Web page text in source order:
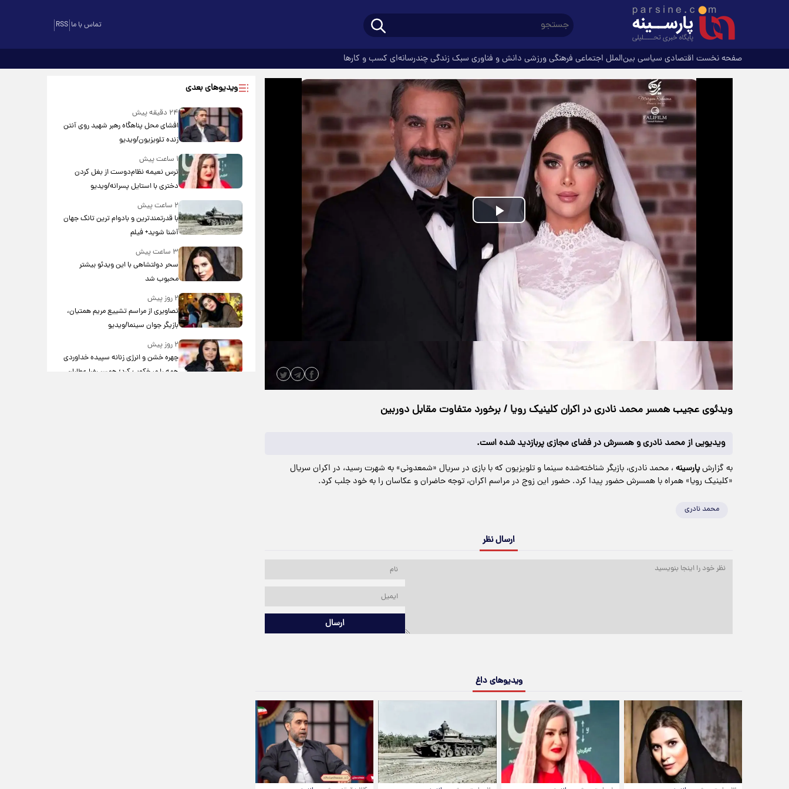
RSS تماس با ما
صفحه نخست اقتصادی سیاسی بین‌الملل اجتماعی فرهنگیورزشی دانش و فناوری سبک زندگیچندرسانه‌ای کسب و کارها
Play
Video
| مدت زمان ویدیو: 00:00:11
خانه چندرسانه‌ای ۱۸ خرداد ۱۴۰۵
ویدئوی عجیب همسر محمد نادری در اکران کلینیک رویا / برخورد متفاوت مقابل دوربین
ویدیویی از محمد نادری و همسرش در فضای مجازی پربازدید شده است.
به گزارشپارسینه ، محمد نادری، بازیگر شناخته‌شده سینما و تلویزیون که با بازی در سریال «شمعدونی» به شهرت رسید، در اکران سریال
«کلینیک رویا» همراه با همسرش حضور پیدا کرد. حضور این زوج در مراسم اکران، توجه حاضران و عکاسان را به خود جلب کرد.
محمد نادری
ارسال نظر
ارسال
ویدیوهای داغ
ویدیوهای بعدی
۲۴ دقیقه پیش
افشای محل پناهگاه‌ رهبر شهید روی آنتن
زنده تلویزیون/ویدیو
۱ ساعت پیش
ترس نعیمه نظام‌دوست از بغل کردن
دختری با استایل پسرانه/ویدیو
۲ ساعت پیش
با قدرتمندترین و بادوام ترین تانک جهان
آشنا شوید+ فیلم
۳ ساعت پیش
سحر دولتشاهی با این ویدئو بیشتر
محبوب شد
۲ روز پیش
تصاویری از مراسم تشییع مریم همتیان،
بازیگر جوان سینما/ویدیو
۲ روز پیش
چهره خشن و انرژی زنانه سپیده خداوردی
همه را میخکوب کرد؛ همسر رضا عطاران